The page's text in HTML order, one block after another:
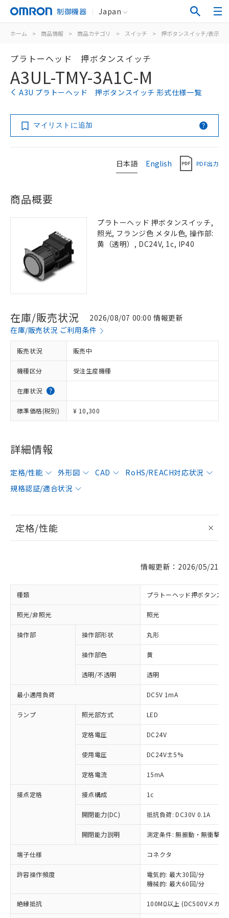
制御機器 Japan
ホーム > 商品情報 > 商品カテゴリ > スイッチ > 押ボタンスイッチ/表示灯
プラトーヘッド 押ボタンスイッチ
A3UL-TMY-3A1C-M
A3U プラトーヘッド 押ボタンスイッチ 形式仕様一覧
マイリストに追加
日本語 English PDF出力
商品概要
プラトーヘッド 押ボタンスイッチ,
照光, フランジ色 メタル色, 操作部:
黄（透明）, DC24V, 1c, IP40
在庫/販売状況
2026/08/07 00:00 情報更新
在庫/販売状況 ご利用条件
販売状況 販売中
機種区分 受注生産機種
在庫状況
標準価格(税別) ¥ 10,300
詳細情報
定格/性能 外形図 CAD
RoHS/REACH対応状況
規格認証/適合状況
定格/性能
情報更新：2026/05/21
種類 プラトーヘッド押ボタンス
照光/非照光 照光
操作部 操作部形状 丸形
操作部色 黄
透明/不透明 透明
最小適用負荷 DC5V 1mA
ランプ 照光部方式 LED
定格電圧 DC24V
使用電圧 DC24V±5%
定格電流 15mA
接点定格 接点構成 1c
開閉能力(DC) 抵抗負荷: DC30V 0.1A
開閉能力説明 測定条件: 無振動・無衝撃
端子仕様 コネクタ
許容操作頻度
電気的: 最大30回/分
機械的: 最大60回/分
絶縁抵抗 100MΩ以上 (DC500Vメガ)
ご利用条件
対応済み：EU RoHS指令（10物質）の
非含有に対応した製品が提供可能な商品で
対応予定：EU RoHS指令（10物質）の非含
有に対応した製品に切り替える予定のある